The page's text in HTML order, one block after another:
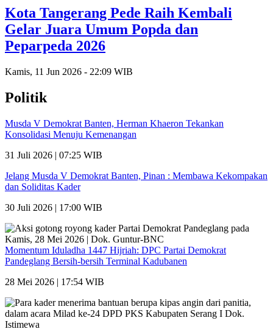
Kota Tangerang Pede Raih Kembali
Gelar Juara Umum Popda dan
Peparpeda 2026
Kamis, 11 Jun 2026 - 22:09 WIB
Politik
Musda V Demokrat Banten, Herman Khaeron Tekankan
Konsolidasi Menuju Kemenangan
31 Juli 2026 | 07:25 WIB
Jelang Musda V Demokrat Banten, Pinan : Membawa Kekompakan
dan Soliditas Kader
30 Juli 2026 | 17:00 WIB
Momentum Iduladha 1447 Hijriah: DPC Partai Demokrat
Pandeglang Bersih-bersih Terminal Kadubanen
28 Mei 2026 | 17:54 WIB